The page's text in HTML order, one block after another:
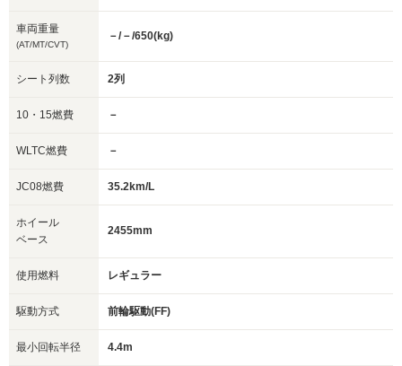
車両重量
(AT/MT/CVT)
－/－/650(kg)
シート列数 2列
10・15燃費 －
WLTC燃費 －
JC08燃費 35.2km/L
ホイール
ベース
2455mm
使用燃料 レギュラー
駆動方式 前輪駆動(FF)
最小回転半径 4.4m